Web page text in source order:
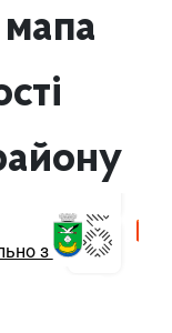
мапа